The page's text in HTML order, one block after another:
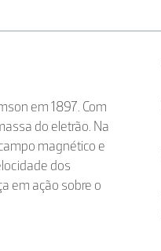
em 1897. Com
do eletrão. Na
magnético e
dos
em ação sobre o